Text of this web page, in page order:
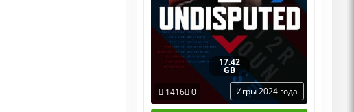
17.42
GB
1416 0 Игры 2024 года